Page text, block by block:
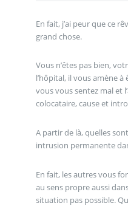
En fait, j’ai peur que ce
grand chose.
Vous n’êtes pas bien,
l’hôpital, il vous amène
vous vous sentez mal et
colocataire, cause et
A partir de là, quelles
intrusion permanente
En fait, les autres vous
au sens propre aussi
situation pas possible.